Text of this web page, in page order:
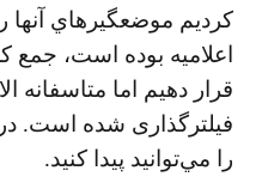
كرديم موضعگيرهاي آنها
اعلاميه بوده است، جمع
قرار دهيم اما متاسفانه
فيلترگذاری شده است.
را مي‌توانيد پيدا كنيد.